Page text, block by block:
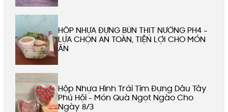
HỘP NHỰA ĐỰNG BÚN THỊT NƯỚNG PH4 –
LỰA CHỌN AN TOÀN, TIỆN LỢI CHO MÓN
ĂN
Hộp Nhựa Hình Trái Tim Đựng Dâu Tây
Phú Hội - Món Quà Ngọt Ngào Cho
Ngày 8/3